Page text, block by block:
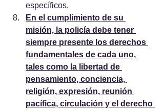
específicos.
En el cumplimiento de su
misión, la policía debe tener
siempre presente los derechos
fundamentales de cada uno,
tales como la libertad de
pensamiento, conciencia,
religión, expresión, reunión
pacífica, circulación y el derecho